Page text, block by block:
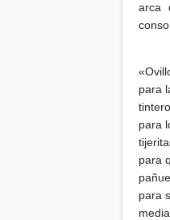
arca
para
para
para
para